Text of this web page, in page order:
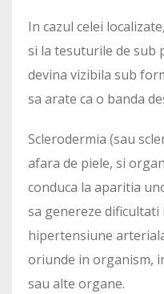
In cazul celei
si la tesuturile de sub
devina vizibila sub
sa arate ca o banda
Sclerodermia (sau
afara de piele, si
conduca la aparitia
sa genereze
hipertensiune
oriunde in organism,
sau alte organe.